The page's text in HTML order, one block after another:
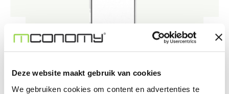
Deze website maakt gebruik van cookies
We gebruiken cookies om content en advertenties te